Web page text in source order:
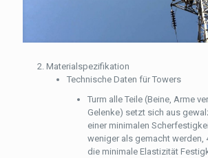
Materialspezifikation
Technische Daten für Towers
Turm alle Teile (Beine, Arme
Gelenke) setzt sich aus
einer minimalen
weniger als gemacht werden,
die minimale Elastizität